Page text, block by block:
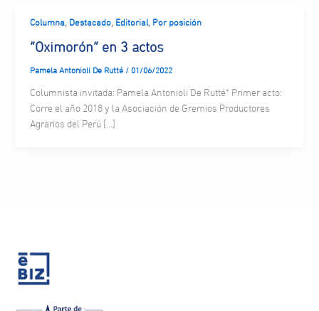
Columna, Destacado, Editorial, Por posición
“Oximorón” en 3 actos
Pamela Antonioli De Rutté / 01/06/2022
Columnista invitada: Pamela Antonioli De Rutté* Primer acto:
Corre el año 2018 y la Asociación de Gremios Productores
Agrarios del Perú […]